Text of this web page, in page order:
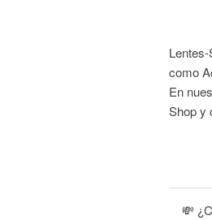
como
En
Shop y
💸